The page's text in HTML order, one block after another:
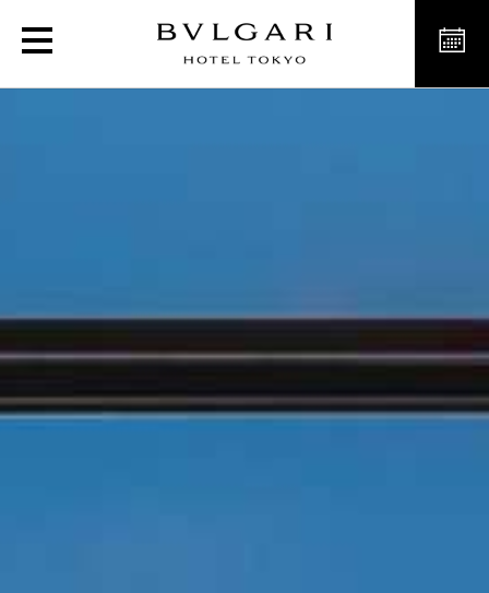
Общая информация